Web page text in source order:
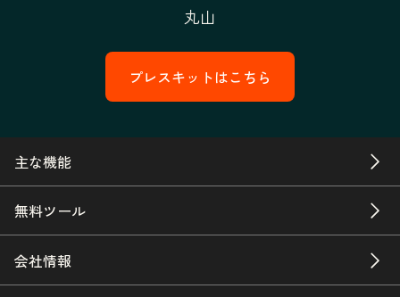
丸山
プレスキットはこちら
主な機能
無料ツール
会社情報